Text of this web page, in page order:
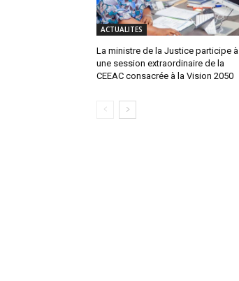
ACTUALITES
La ministre de la Justice participe à
une session extraordinaire de la
CEEAC consacrée à la Vision 2050